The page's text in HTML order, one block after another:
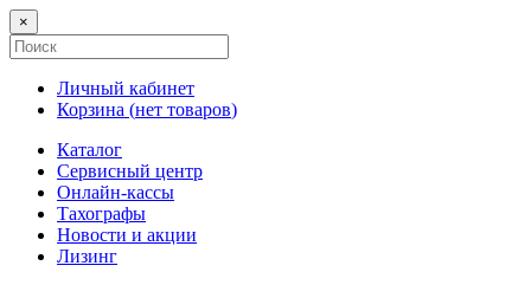
×
Личный кабинет
Корзина (нет товаров)
Каталог
Сервисный центр
Онлайн-кассы
Тахографы
Новости и акции
Лизинг